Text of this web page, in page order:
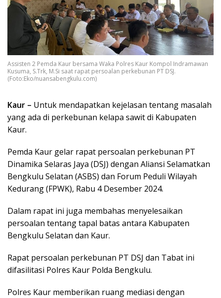
Assisten 2 Pemda Kaur bersama Waka Polres Kaur Kompol Indramawan
Kusuma, S.Trk, M.Si saat rapat persoalan perkebunan PT DSJ.
(Foto:Eko/nuansabengkulu.com)
Kaur – Untuk mendapatkan kejelasan tentang masalah
yang ada di perkebunan kelapa sawit di Kabupaten
Kaur.
Pemda Kaur gelar rapat persoalan perkebunan PT
Dinamika Selaras Jaya (DSJ) dengan Aliansi Selamatkan
Bengkulu Selatan (ASBS) dan Forum Peduli Wilayah
Kedurang (FPWK), Rabu 4 Desember 2024.
Dalam rapat ini juga membahas menyelesaikan
persoalan tentang tapal batas antara Kabupaten
Bengkulu Selatan dan Kaur.
Rapat persoalan perkebunan PT DSJ dan Tabat ini
difasilitasi Polres Kaur Polda Bengkulu.
Polres Kaur memberikan ruang mediasi dengan